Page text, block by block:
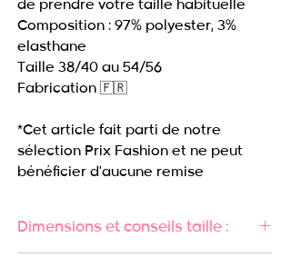
de prendre votre taille habituelle
Composition : 97% polyester, 3%
elasthane
Taille 38/40 au 54/56
Fabrication 🇫🇷
*Cet article fait parti de notre
sélection Prix Fashion et ne peut
bénéficier d'aucune remise
Dimensions et conseils taille :